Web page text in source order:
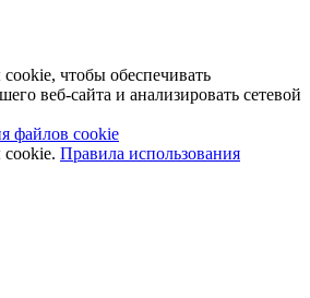
чтобы обеспечивать
веб-сайта и анализировать сетевой
файлов cookie
Правила использования